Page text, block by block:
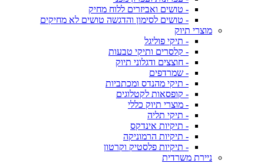
- טושים ואביזרים ללוח מחיק
- טושים לסימון והדגשה טושים לא מחיקים
מוצרי תיוק
- תיקי פוליגל
- קלסרים ותיקי טבעות
- חוצצים ודגלוני תיוק
- שמרדפים
- תיקי מהנדס ומכתביות
- קופסאות לקטלוגים
- מוצרי תיוק כללי
- תיקי תליה
- תיקיות אינדקס
- תיקיות הרמוניקה
- תיקיות פלסטיק וקרטון
ניירת משרדית